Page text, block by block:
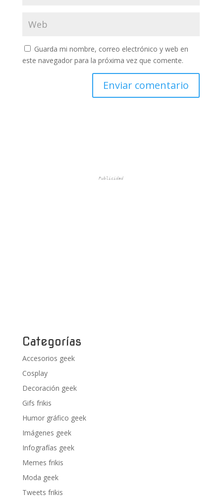
Guarda mi nombre, correo electrónico y web en
este navegador para la próxima vez que comente.
Publicidad
Categorías
Accesorios geek
Cosplay
Decoración geek
Gifs frikis
Humor gráfico geek
Imágenes geek
Infografías geek
Memes frikis
Moda geek
Tweets frikis